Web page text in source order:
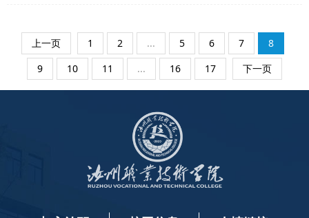
上一页 1 2 ... 5 6 7
8
9
10 11 ... 16 17 下一页